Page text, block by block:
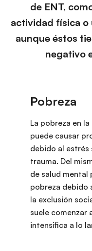
de ENT,
actividad física o
aunque éstos
negativo
La pobreza en
puede causar
debido al estrés
trauma. Del
de salud mental
pobreza debido
la exclusión
suele comenzar
intensifica a lo